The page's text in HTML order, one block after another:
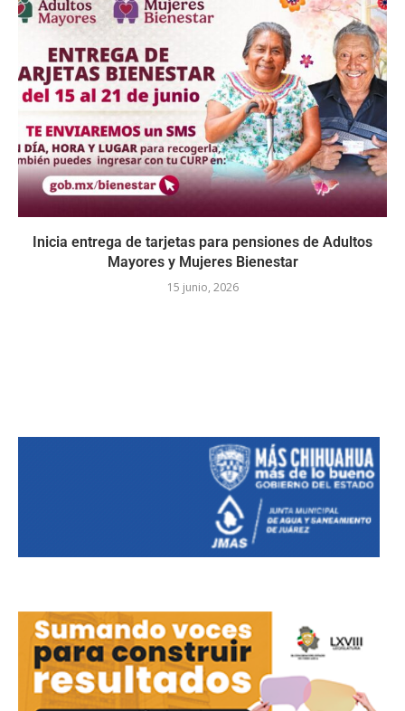
Inicia entrega de tarjetas para pensiones de Adultos
Mayores y Mujeres Bienestar
15 junio, 2026